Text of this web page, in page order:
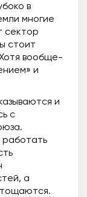
в
многие
сектор
стоит
вообще-
и
и
с
работать
а